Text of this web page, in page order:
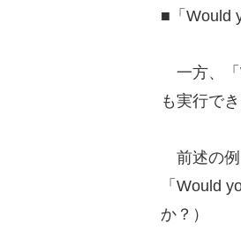
■「Would
一方、「
も実行で
前述の例
「Would
か？）